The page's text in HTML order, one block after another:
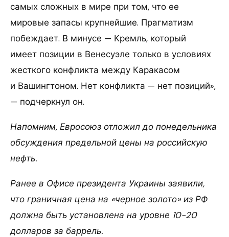
самых сложных в мире при том, что ее
мировые запасы крупнейшие. Прагматизм
побеждает. В минусе — Кремль, который
имеет позиции в Венесуэле только в условиях
жесткого конфликта между Каракасом
и Вашингтоном. Нет конфликта — нет позиций»,
— подчеркнул он.
Напомним, Евросоюз отложил до понедельника
обсуждения предельной цены на российскую
нефть.
Ранее в Офисе президента Украины заявили,
что граничная цена на «черное золото» из РФ
должна быть установлена на уровне 10-20
долларов за баррель.